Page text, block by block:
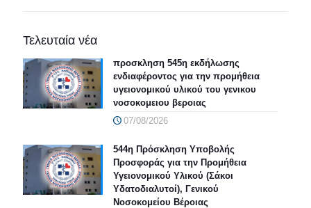
Τελευταία νέα
προσκληση 545η εκδήλωσης
ενδιαφέροντος για την προμήθεια
υγειονομικού υλικού του γενικου
νοσοκομειου βεροιας
07/08/2026
544η Πρόσκληση Υποβολής
Προσφοράς για την Προμήθεια
Υγειονομικού Υλικού (Σάκοι
Υδατοδιαλυτοί), Γενικού
Νοσοκομείου Βέροιας